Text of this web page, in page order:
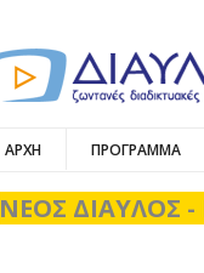
ΑΡΧΗ ΠΡΟΓΡΑΜΜΑ
ΝΕΟΣ ΔΙΑΥΛΟΣ -